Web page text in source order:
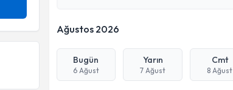
Ağustos 2026
Bugün
6 Ağust
Yarın
7 Ağust
Cmt
8 Ağust